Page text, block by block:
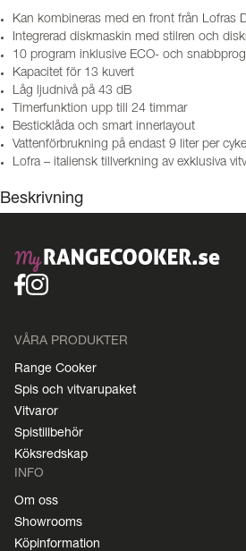
Kan kombineras med en front från Lofras
Integrerad diskmaskin med stilren och
10 program inklusive ECO- och
Kapacitet för 13 kuvert
Låg ljudnivå på 43 dB
Timerfunktion upp till 24 timmar
Besticklåda och smart innerlayout
Vattenförbrukning på endast 9 liter per cykel
Lofra – italiensk tillverkning av exklusiva
Beskrivning
VÅRA PRODUKTER
Range Cooker
Spis och vitvarupaket
Vitvaror
Spistillbehör
Köksredskap
INFO
Om oss
Showrooms
Köpinformation